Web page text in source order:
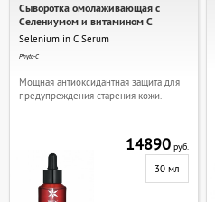
Сыворотка омолаживающая с
Селениумом и витамином C
Selenium in C Serum
Phyto-C
Мощная антиоксидантная защита для
предупреждения старения кожи.
14890руб.
30 мл